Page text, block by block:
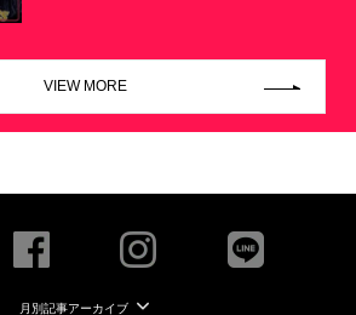
VIEW MORE
月別記事アーカイブ